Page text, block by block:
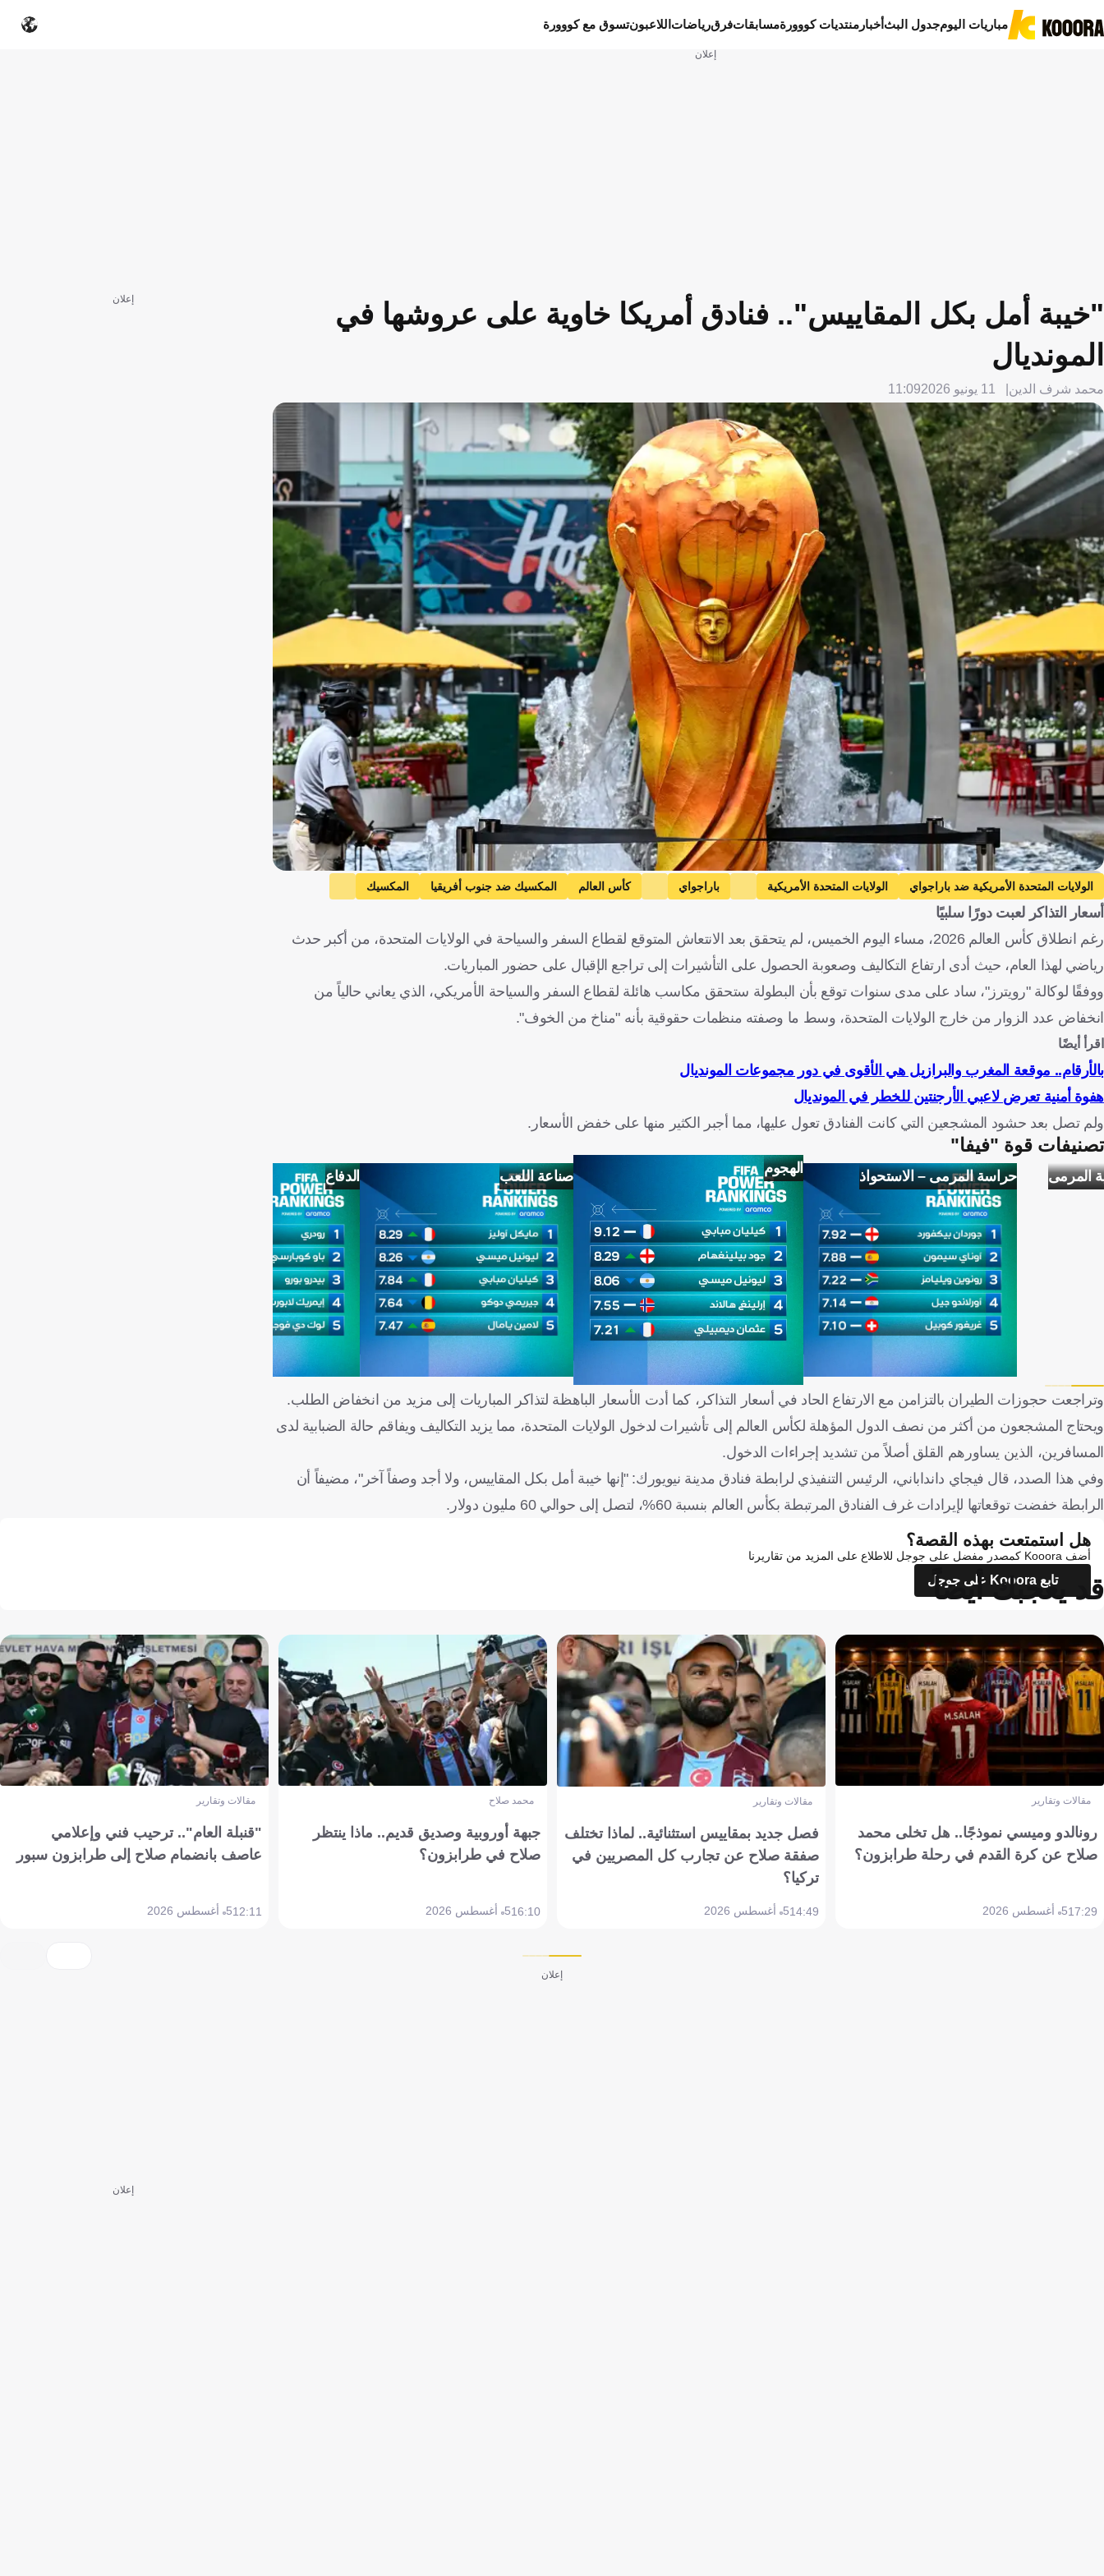
مباريات اليومجدول البثأخبار منتديات كووورةمسابقاتفرقرياضات اللاعبونتسوق مع كووورة
إعلان
"خيبة أمل بكل المقاييس".. فنادق أمريكا خاوية على عروشها في
المونديال
محمد شرف الدين 11 يونيو 2026 11:09
Getty Images
الولايات المتحدة الأمريكية ضد باراجواي الولايات المتحدة الأمريكية باراجواي كأس العالم المكسيك ضد جنوب أفريقيا
المكسيك
جنوب أفريقيا
الولايات المتحدة
أسعار التذاكر لعبت دورًا سلبيًا
رغم انطلاق كأس العالم 2026، مساء اليوم الخميس، لم يتحقق بعد الانتعاش المتوقع لقطاع السفر والسياحة في الولايات المتحدة، من أكبر حدث
رياضي لهذا العام، حيث أدى ارتفاع التكاليف وصعوبة الحصول على التأشيرات إلى تراجع الإقبال على حضور المباريات.
ووفقًا لوكالة "رويترز"، ساد على مدى سنوات توقع بأن البطولة ستحقق مكاسب هائلة لقطاع السفر والسياحة الأمريكي، الذي يعاني حالياً من
انخفاض عدد الزوار من خارج الولايات المتحدة، وسط ما وصفته منظمات حقوقية بأنه "مناخ من الخوف".
اقرأ أيضًا
بالأرقام.. موقعة المغرب والبرازيل هي الأقوى في دور مجموعات المونديال
هفوة أمنية تعرض لاعبي الأرجنتين للخطر في المونديال
ولم تصل بعد حشود المشجعين التي كانت الفنادق تعول عليها، مما أجبر الكثير منها على خفض الأسعار.
تصنيفات قوة "فيفا"
المرمى حراسة المرمى – الاستحواذ الهجوم صناعة اللعب الدفاع
وتراجعت حجوزات الطيران بالتزامن مع الارتفاع الحاد في أسعار التذاكر، كما أدت الأسعار الباهظة لتذاكر المباريات إلى مزيد من انخفاض الطلب.
ويحتاج المشجعون من أكثر من نصف الدول المؤهلة لكأس العالم إلى تأشيرات لدخول الولايات المتحدة، مما يزيد التكاليف ويفاقم حالة الضبابية لدى
المسافرين، الذين يساورهم القلق أصلاً من تشديد إجراءات الدخول.
وفي هذا الصدد، قال فيجاي دانداباني، الرئيس التنفيذي لرابطة فنادق مدينة نيويورك: "إنها خيبة أمل بكل المقاييس، ولا أجد وصفاً آخر"، مضيفاً أن
الرابطة خفضت توقعاتها لإيرادات غرف الفنادق المرتبطة بكأس العالم بنسبة 60%، لتصل إلى حوالي 60 مليون دولار.
إعلان
هل استمتعت بهذه القصة؟
أضف Kooora كمصدر مفضل على جوجل للاطلاع على المزيد من تقاريرنا
تابع Kooora على جوجل
قد يعجبك أيضاً
مقالات وتقارير
رونالدو وميسي نموذجًا.. هل تخلى محمد
صلاح عن كرة القدم في رحلة طرابزون؟
17:295 أغسطس 2026
مقالات وتقارير
فصل جديد بمقاييس استثنائية.. لماذا تختلف
صفقة صلاح عن تجارب كل المصريين في
تركيا؟
14:495 أغسطس 2026
محمد صلاح
جبهة أوروبية وصديق قديم.. ماذا ينتظر
صلاح في طرابزون؟
16:105 أغسطس 2026
مقالات وتقارير
"قنبلة العام".. ترحيب فني وإعلامي
عاصف بانضمام صلاح إلى طرابزون سبور
12:115 أغسطس 2026
إعلان
إعلان